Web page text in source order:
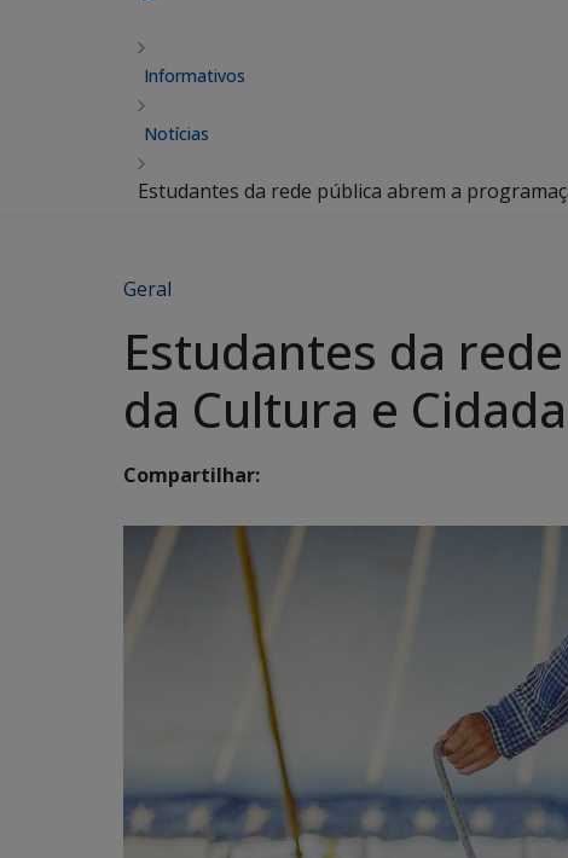
Informativos
Notícias
Estudantes da rede pública abrem a
Geral
Estudantes da
da Cultura e
Compartilhar: